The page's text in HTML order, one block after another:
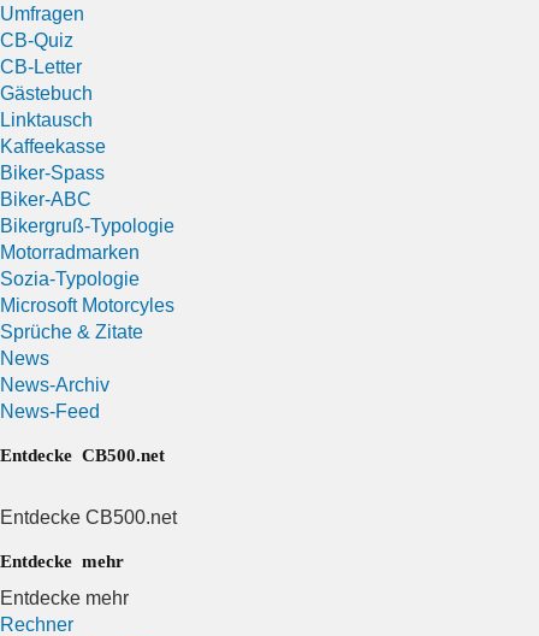
Umfragen
CB-Quiz
CB-Letter
Gästebuch
Linktausch
Kaffeekasse
Biker-Spass
Biker-ABC
Bikergruß-Typologie
Motorradmarken
Sozia-Typologie
Microsoft Motorcyles
Sprüche & Zitate
News
News-Archiv
News-Feed
Entdecke CB500.net
Entdecke CB500.net
Entdecke mehr
Entdecke mehr
Rechner